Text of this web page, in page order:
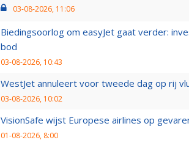
03-08-2026, 11:06
Biedingsoorlog om easyJet gaat verder:
bod
03-08-2026, 10:43
WestJet annuleert voor tweede dag op rij
03-08-2026, 10:02
VisionSafe wijst Europese airlines op
01-08-2026, 8:00